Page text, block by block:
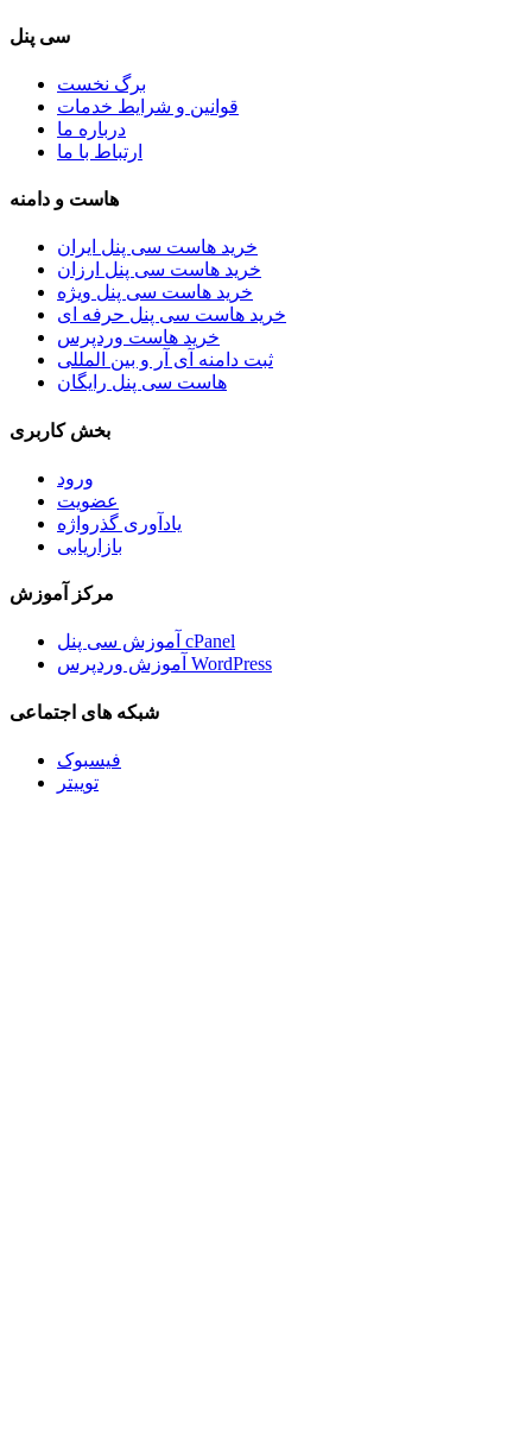
سی پنل
برگ نخست
قوانین و شرایط خدمات
درباره ما
ارتباط با ما
هاست و دامنه
خرید هاست سی پنل ایران
خرید هاست سی پنل ارزان
خرید هاست سی پنل ویژه
خرید هاست سی پنل حرفه ای
خرید هاست وردپرس
ثبت دامنه آی آر و بین المللی
هاست سی پنل رایگان
بخش کاربری
ورود
عضویت
یادآوری گذرواژه
بازاریابی
مرکز آموزش
آموزش سی پنل cPanel
آموزش وردپرس WordPress
شبکه های اجتماعی
فیسبوک
توییتر